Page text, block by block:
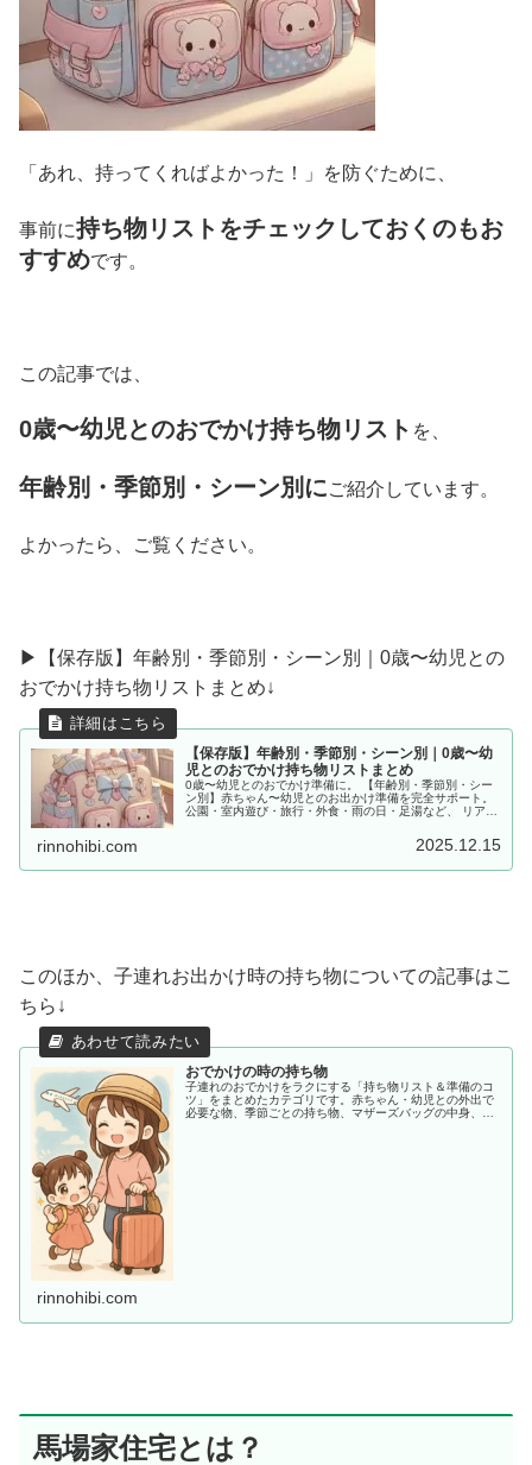
「あれ、持ってくればよかった！」を防ぐために、
事前に持ち物リストをチェックしておくのもお
すすめです。
この記事では、
0歳〜幼児とのおでかけ持ち物リスト を、
年齢別・季節別・シーン別にご紹介しています。
よかったら、ご覧ください。
▶︎【保存版】年齢別・季節別・シーン別｜0歳〜幼児との
おでかけ持ち物リストまとめ↓
【保存版】年齢別・季節別・シーン別｜0歳〜幼
児とのおでかけ持ち物リストまとめ
0歳〜幼児とのおでかけ準備に。 【年齢別・季節別・シー
ン別】赤ちゃん〜幼児とのお出かけ準備を完全サポート。
公園・室内遊び・旅行・外食・雨の日・足湯など、 リアル
rinnohibi.com 2025.12.15
このほか、子連れお出かけ時の持ち物についての記事はこ
ちら↓
おでかけの時の持ち物
子連れのおでかけをラクにする「持ち物リスト＆準備のコ
ツ」をまとめたカテゴリです。赤ちゃん・幼児との外出で
必要な物、季節ごとの持ち物、マザーズバッグの中身、あ
rinnohibi.com
馬場家住宅とは？